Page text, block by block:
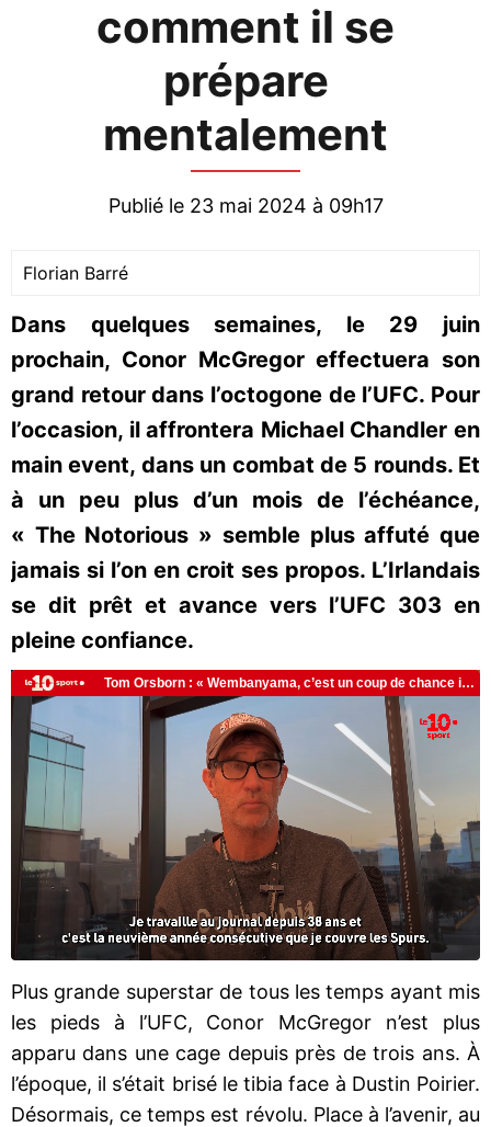
comment il se
prépare
mentalement
Publié le 23 mai 2024 à 09h17
Florian Barré
Dans quelques semaines, le 29 juin
prochain, Conor McGregor effectuera son
grand retour dans l’octogone de l’UFC. Pour
l’occasion, il affrontera Michael Chandler en
main event, dans un combat de 5 rounds. Et
à un peu plus d’un mois de l’échéance,
« The Notorious » semble plus affuté que
jamais si l’on en croit ses propos. L’Irlandais
se dit prêt et avance vers l’UFC 303 en
pleine confiance.
Plus grande superstar de tous les temps ayant mis
les pieds à l’UFC, Conor McGregor n’est plus
apparu dans une cage depuis près de trois ans. À
l’époque, il s’était brisé le tibia face à Dustin Poirier.
Désormais, ce temps est révolu. Place à l’avenir, au